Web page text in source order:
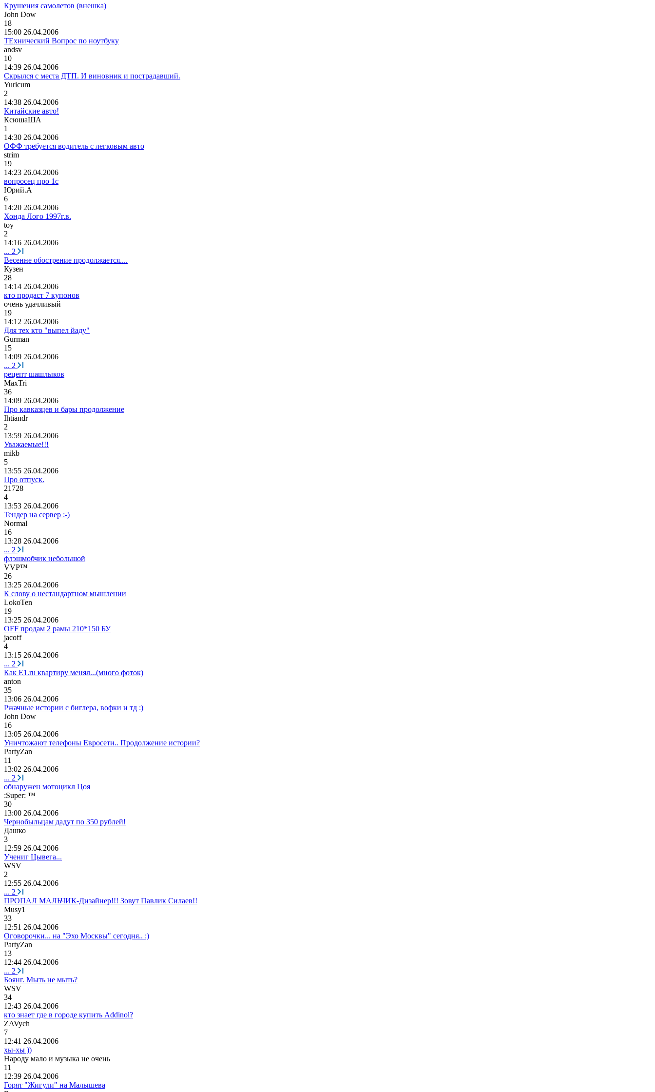
Крушения самолетов (внешка)
John Dow
18
15:00 26.04.2006
ТЕхнический Вопрос по ноутбуку
andsv
10
14:39 26.04.2006
Скрылся с места ДТП. И виновник и пострадавший.
Yuricum
2
14:38 26.04.2006
Китайские авто!
КсюшаША
1
14:30 26.04.2006
ОФФ требуется водитель с легковым авто
strim
19
14:23 26.04.2006
вопросец про 1с
Юрий.А
6
14:20 26.04.2006
Хонда Лого 1997г.в.
toy
2
14:16 26.04.2006
... 2
Весенне обострение продолжается....
Кузен
28
14:14 26.04.2006
кто продаст 7 купонов
очень удачливый
19
14:12 26.04.2006
Для тех кто "выпел йаду"
Gurman
15
14:09 26.04.2006
... 2
рецепт шашлыков
MaxTri
36
14:09 26.04.2006
Про кавказцев и бары продолжение
Ihtiandr
2
13:59 26.04.2006
Уважаемые!!!
mikb
5
13:55 26.04.2006
Про отпуск.
21728
4
13:53 26.04.2006
Тендер на сервер :-)
Normal
16
13:28 26.04.2006
... 2
флэшмобчик небольшой
VVP™
26
13:25 26.04.2006
К слову о нестандартном мышлении
LokoTen
19
13:25 26.04.2006
OFF продам 2 рамы 210*150 БУ
jacoff
4
13:15 26.04.2006
... 2
Как E1.ru квартиру менял...(много фоток)
anton
35
13:06 26.04.2006
Ржачные истории с биглера, вофки и тд :)
John Dow
16
13:05 26.04.2006
Уничтожают телефоны Евросети.. Продолжение истории?
PartyZan
11
13:02 26.04.2006
... 2
обнаружен мотоцикл Цоя
:Super: ™
30
13:00 26.04.2006
Чернобыльцам дадут по 350 рублей!
Дашко
3
12:59 26.04.2006
Учениг Цывега...
WSV
2
12:55 26.04.2006
... 2
ПРОПАЛ МАЛЬЧИК-Дизайнер!!! Зовут Павлик Силаев!!
Musy1
33
12:51 26.04.2006
Оговорочки... на "Эхо Москвы" сегодня.. :)
PartyZan
13
12:44 26.04.2006
... 2
Боянг. Мыть не мыть?
WSV
34
12:43 26.04.2006
кто знает где в городе купить Addinol?
ZAVych
7
12:41 26.04.2006
хы-хы ))
Народу мало и музыка не очень
11
12:39 26.04.2006
Горят "Жигули" на Малышева